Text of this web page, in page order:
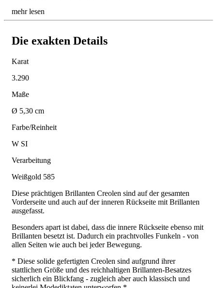
mehr lesen
Die exakten Details
Karat
3.290
Maße
Ø 5,30 cm
Farbe/Reinheit
W SI
Verarbeitung
Weißgold 585
Diese prächtigen Brillanten Creolen sind auf der gesamten
Vorderseite und auch auf der inneren Rückseite mit Brillanten
ausgefasst.
Besonders apart ist dabei, dass die innere Rückseite ebenso mit
Brillanten besetzt ist. Dadurch ein prachtvolles Funkeln - von
allen Seiten wie auch bei jeder Bewegung.
* Diese solide gefertigten Creolen sind aufgrund ihrer
stattlichen Größe und des reichhaltigen Brillanten-Besatzes
sicherlich ein Blickfang - zugleich aber auch klassisch und